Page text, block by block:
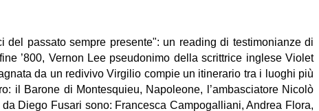
passato sempre presente": un reading di testimonianze di
’800, Vernon Lee pseudonimo della scrittrice inglese Violet
da un redivivo Virgilio compie un itinerario tra i luoghi più
il Barone di Montesquieu, Napoleone, l’ambasciatore Nicolò
Diego Fusari sono: Francesca Campogalliani, Andrea Flora,